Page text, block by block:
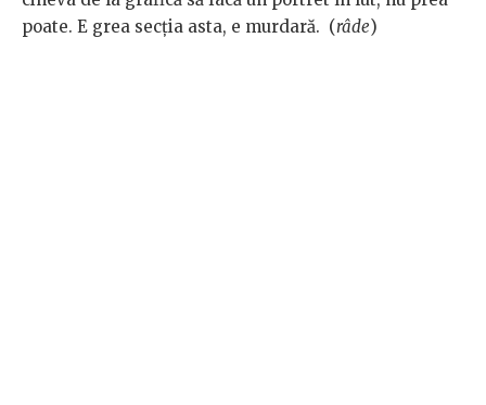
poate. E grea secția asta, e murdară. (râde)